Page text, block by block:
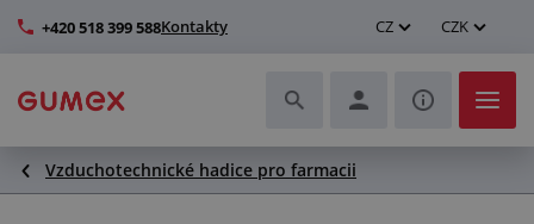
+420 518 399 588Kontakty CZ CZK
Hadice a jejich kompletace
Vzduchotechnické hadice pro farmacii